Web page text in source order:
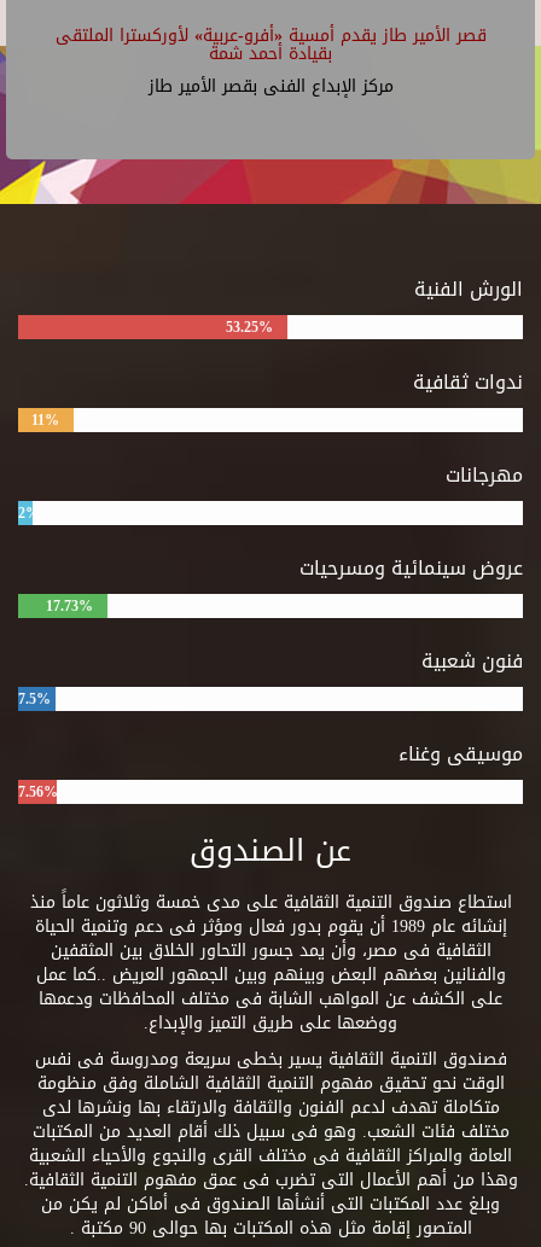
قصر الأمير طاز يقدم أمسية «أفرو-عربية» لأوركسترا الملتقى
بقيادة أحمد شمة
مركز الإبداع الفنى بقصر الأمير طاز
الورش الفنية
53.25%
ندوات ثقافية
11%
مهرجانات
2%
عروض سينمائية ومسرحيات
17.73%
فنون شعبية
7.5%
موسيقى وغناء
7.56%
عن الصندوق
استطاع صندوق التنمية الثقافية على مدى خمسة وثلاثون عاماً منذ
إنشائه عام 1989 أن يقوم بدور فعال ومؤثر فى دعم وتنمية الحياة
الثقافية فى مصر، وأن يمد جسور التحاور الخلاق بين المثقفين
والفنانين بعضهم البعض وبينهم وبين الجمهور العريض ..كما عمل
على الكشف عن المواهب الشابة فى مختلف المحافظات ودعمها
ووضعها على طريق التميز والإبداع.
فصندوق التنمية الثقافية يسير بخطى سريعة ومدروسة فى نفس
الوقت نحو تحقيق مفهوم التنمية الثقافية الشاملة وفق منظومة
متكاملة تهدف لدعم الفنون والثقافة والارتقاء بها ونشرها لدى
مختلف فئات الشعب. وهو فى سبيل ذلك أقام العديد من المكتبات
العامة والمراكز الثقافية فى مختلف القرى والنجوع والأحياء الشعبية
وهذا من أهم الأعمال التى تضرب فى عمق مفهوم التنمية الثقافية.
وبلغ عدد المكتبات التى أنشأها الصندوق فى أماكن لم يكن من
المتصور إقامة مثل هذه المكتبات بها حوالى 90 مكتبة .